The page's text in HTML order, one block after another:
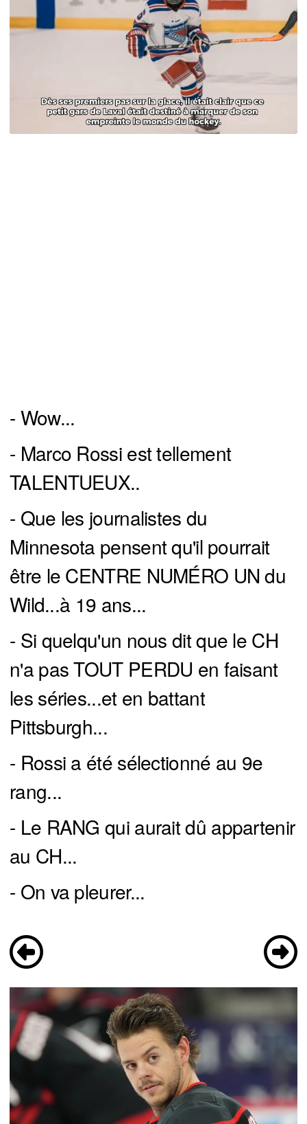
- Wow...
- Marco Rossi est tellement
TALENTUEUX..
- Que les journalistes du
Minnesota pensent qu'il pourrait
être le CENTRE NUMÉRO UN du
Wild...à 19 ans...
- Si quelqu'un nous dit que le CH
n'a pas TOUT PERDU en faisant
les séries...et en battant
Pittsburgh...
- Rossi a été sélectionné au 9e
rang...
- Le RANG qui aurait dû appartenir
au CH...
- On va pleurer...